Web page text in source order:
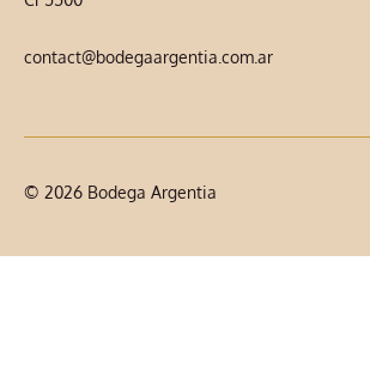
contact@bodegaargentia.com.ar
© 2026 Bodega Argentia